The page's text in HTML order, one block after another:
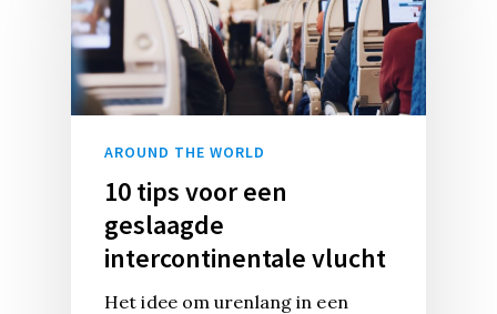
AROUND THE WORLD
10 tips voor een
geslaagde
intercontinentale vlucht
Het idee om urenlang in een